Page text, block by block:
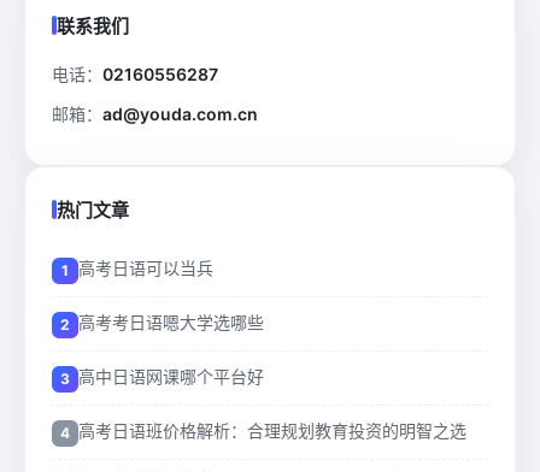
联系我们
电话： 02160556287
邮箱： ad@youda.com.cn
热门文章
高考日语可以当兵
高考考日语嗯大学选哪些
高中日语网课哪个平台好
高考日语班价格解析：合理规划教育投资的明智之选